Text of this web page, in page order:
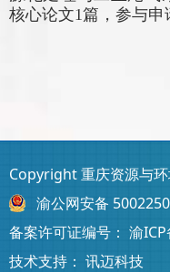
核心论文1篇，参与申
Copyright 重庆资源与
渝公网安备
备案许可证编号： 渝
技术支持： 讯迈科技